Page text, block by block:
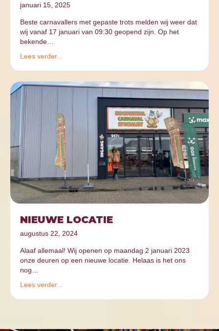
januari 15, 2025
Beste carnavallers met gepaste trots melden wij weer dat
wij vanaf 17 januari van 09:30 geopend zijn. Op het
bekende…
Lees verder...
NIEUWE LOCATIE
augustus 22, 2024
Alaaf allemaal! Wij openen op maandag 2 januari 2023
onze deuren op een nieuwe locatie. Helaas is het ons
nog…
Lees verder...